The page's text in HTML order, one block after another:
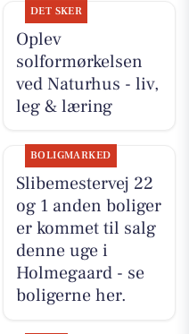
DET SKER
Oplev
solformørkelsen
ved Naturhus - liv,
leg & læring
BOLIGMARKED
Slibemestervej 22
og 1 anden boliger
er kommet til salg
denne uge i
Holmegaard - se
boligerne her.